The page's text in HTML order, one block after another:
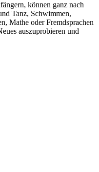
können ganz nach
Tanz, Schwimmen,
Mathe oder Fremdsprachen
auszuprobieren und